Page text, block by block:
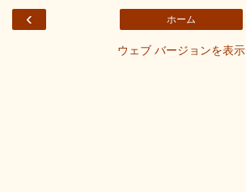
‹ ホーム
ウェブ バージョンを表示